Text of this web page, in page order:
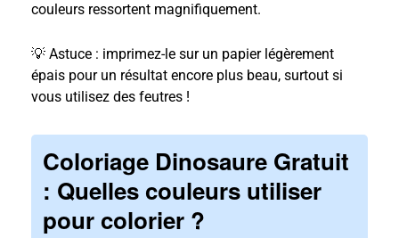
couleurs ressortent magnifiquement.
💡 Astuce : imprimez-le sur un papier légèrement
épais pour un résultat encore plus beau, surtout si
vous utilisez des feutres !
Coloriage Dinosaure Gratuit
: Quelles couleurs utiliser
pour colorier ?